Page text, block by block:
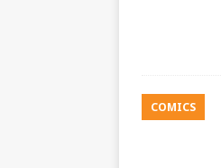
COMICS